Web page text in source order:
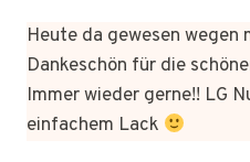
Heute da gewesen wegen
Dankeschön für die
Immer wieder gerne!! LG
einfachem Lack